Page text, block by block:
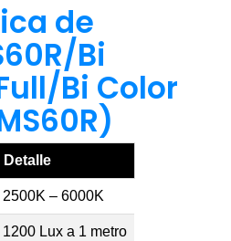
de
Bi
Bi Color
Detalle
2500K – 6000K
1200 Lux a 1 metro